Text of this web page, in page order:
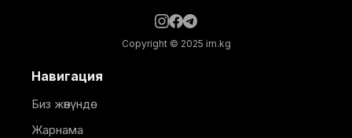
Copyright © 2025 im.kg
Навигация
Биз жөнүндө
Жарнама